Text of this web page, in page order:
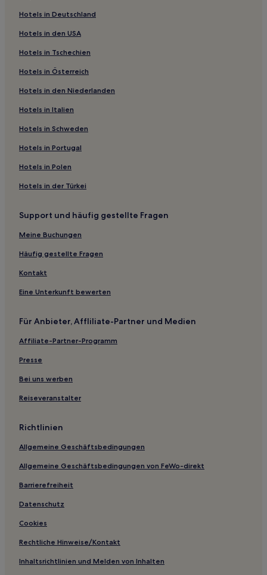
Haustierfreundliche nahe Great Rock Beach
Familien nahe Schenkin-Straße
Hotels mit inbegriffenem Frühstück in Tel Aviv
Haustierfreundliche in Tel Aviv
Lgbtqia-Freundliche in Tel Aviv
Familien in Tel Aviv
Hotels mit inbegriffenem Frühstück nahe Jaffa Slope Park
Florentin: Hotels
Tel Aviv Hotels
Bezirk Tel Aviv: Hotels
Hotels nahe Drummers Beach
Hotels nahe Gordon Pool
Sarona: Hotels
Hotels nahe Zugstreckenpark
Hotels nahe Moshe Aviv Tower
Amerikanische Kolonie: Hotels
Hotels in Deutschland
Hotels in den USA
Hotels in Tschechien
Hotels in Österreich
Hotels in den Niederlanden
Hotels in Italien
Hotels in Schweden
Hotels in Portugal
Hotels in Polen
Hotels in der Türkei
Support und häufig gestellte Fragen
Meine Buchungen
Häufig gestellte Fragen
Kontakt
Eine Unterkunft bewerten
Für Anbieter, Affliliate-Partner und Medien
Affiliate-Partner-Programm
Presse
Bei uns werben
Reiseveranstalter
Richtlinien
Allgemeine Geschäftsbedingungen
Allgemeine Geschäftsbedingungen von FeWo-direkt
Barrierefreiheit
Datenschutz
Cookies
Rechtliche Hinweise/Kontakt
Inhaltsrichtlinien und Melden von Inhalten